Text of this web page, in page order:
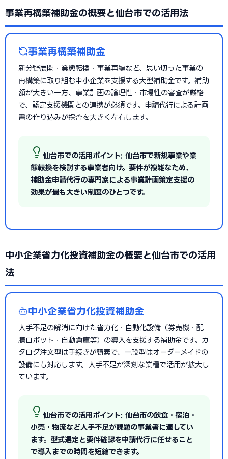
事業再構築補助金の概要と仙台市での活用法
事業再構築補助金
新分野展開・業態転換・事業再編など、思い切った事業の
再構築に取り組む中小企業を支援する大型補助金です。補助
額が大きい一方、事業計画の論理性・市場性の審査が厳格
で、認定支援機関との連携が必須です。申請代行による計画
書の作り込みが採否を大きく左右します。
仙台市での活用ポイント: 仙台市で新規事業や業
態転換を検討する事業者向け。要件が複雑なため、
補助金申請代行の専門家による事業計画策定支援の
効果が最も大きい制度のひとつです。
中小企業省力化投資補助金の概要と仙台市での活用
法
中小企業省力化投資補助金
人手不足の解消に向けた省力化・自動化設備（券売機・配
膳ロボット・自動倉庫等）の導入を支援する補助金です。カ
タログ注文型は手続きが簡素で、一般型はオーダーメイドの
設備にも対応します。人手不足が深刻な業種で活用が拡大し
ています。
仙台市での活用ポイント: 仙台市の飲食・宿泊・
小売・物流など人手不足が課題の事業者に適してい
ます。型式選定と要件確認を申請代行に任せること
で導入までの時間を短縮できます。